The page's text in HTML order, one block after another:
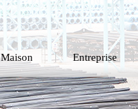
Maison Entreprise